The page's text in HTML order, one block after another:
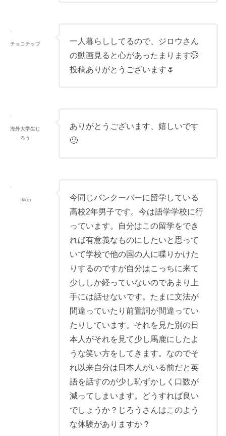
チョコチップ
一人暮らししてるので、ジロウさん
の動画見ると心があったまります🤭
投稿ありがとうございます🌷
海外大学生じ
ろう
ありがとうございます、嬉しいです
🙂
Ikkei
今同じバンクーバーに留学している
高校2年男子です。今は語学学校に行
っています。自分はこの留学をでき
れば有意義なものにしたいと思って
いて学校で他の国の人に喋りかけた
りするのですが自分はこっちに来て
少ししか経っていないのであまり上
手には話せないです。たまに文法が
間違っていたり前置詞が間違ってい
たりしています。それを見た別の日
本人がそれを見て少し馬鹿にしたよ
うな笑い方をしてきます。なのでそ
れ以来自分は日本人がいる前だと英
語を話すのが少し恥ずかしく口数が
減ってしまいます。どうすれば良い
でしょうか？じろうさんはこのよう
な体験がありますか？